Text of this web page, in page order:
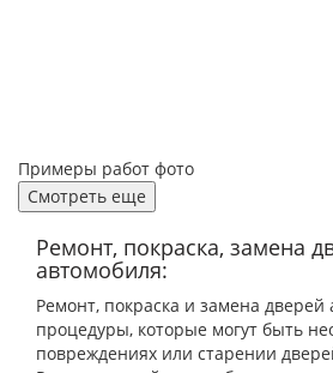
Примеры работ фото
Смотреть еще
Ремонт, покраска, замена
автомобиля:
Ремонт, покраска и замена дверей
процедуры, которые могут быть
повреждениях или старении